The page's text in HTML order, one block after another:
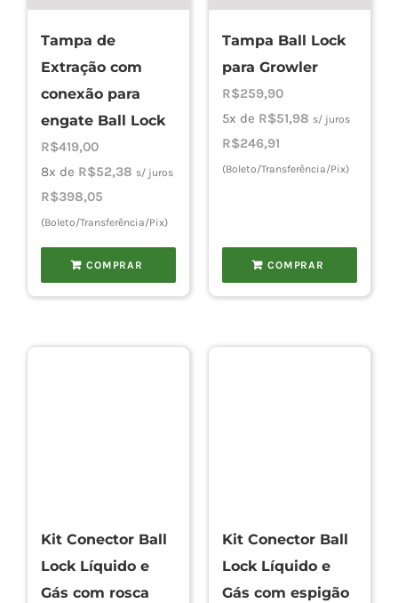
Tampa de
Extração com
conexão para
engate Ball Lock
R$419,00
8x de R$52,38 s/ juros
R$398,05
(Boleto/Transferência/Pix)
COMPRAR
Tampa Ball Lock
para Growler
R$259,90
5x de R$51,98 s/ juros
R$246,91
(Boleto/Transferência/Pix)
COMPRAR
Kit Conector Ball
Lock Líquido e
Gás com rosca
Kit Conector Ball
Lock Líquido e
Gás com espigão